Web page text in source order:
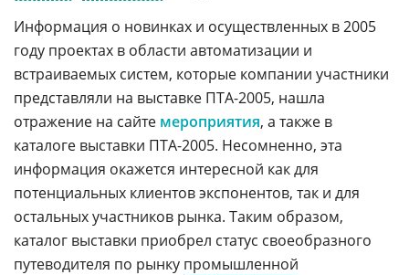
Информация о новинках и осуществленных в 2005
году проектах в области автоматизации и
встраиваемых систем, которые компании участники
представляли на выставке ПТА-2005, нашла
отражение на сайте мероприятия, а также в
каталоге выставки ПТА-2005. Несомненно, эта
информация окажется интересной как для
потенциальных клиентов экспонентов, так и для
остальных участников рынка. Таким образом,
каталог выставки приобрел статус своеобразного
путеводителя по рынку промышленной